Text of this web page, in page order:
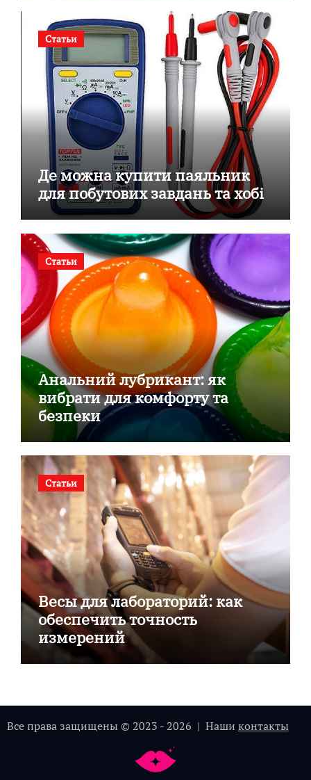
Статьи
Де можна купити паяльник
для побутових завдань та хобі
Статьи
Анальний лубрикант: як
вибрати для комфорту та
безпеки
Статьи
Весы для лабораторий: как
обеспечить точность
измерений
Все права защищены © 2023 - 2026 | Наши контакты